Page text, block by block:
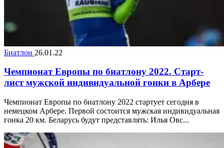
Биатлон 26.01.22
Чемпионат Европы по биатлону 2022. Старт-
лист мужской индивидуальной гонки в Арбере
Чемпионат Европы по биатлону 2022 стартует сегодня в
немецком Арбере. Первой состоится мужская индивидуальная
гонка 20 км. Беларусь будут представлять: Илья Овс...